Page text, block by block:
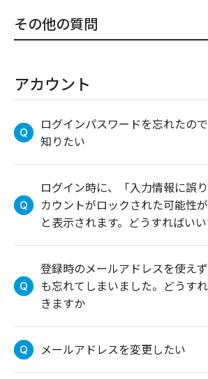
その他の質問
アカウント
ログインパスワードを忘れたの
知りたい
ログイン時に、「入力情報に誤
カウントがロックされた可能性が
と表示されます。どうすればい
登録時のメールアドレスを使え
も忘れてしまいました。どうす
きますか
メールアドレスを変更したい